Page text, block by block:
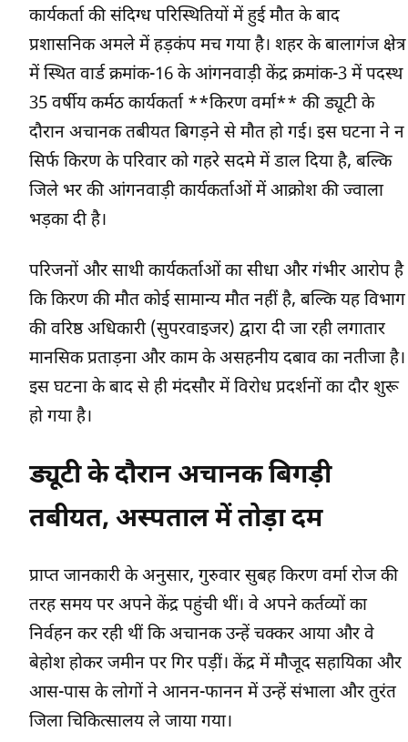
कार्यकर्ता की संदिग्ध परिस्थितियों में हुई मौत के बाद
प्रशासनिक अमले में हड़कंप मच गया है। शहर के बालागंज क्षेत्र
में स्थित वार्ड क्रमांक-16 के आंगनवाड़ी केंद्र क्रमांक-3 में पदस्थ
35 वर्षीय कर्मठ कार्यकर्ता **किरण वर्मा** की ड्यूटी के
दौरान अचानक तबीयत बिगड़ने से मौत हो गई। इस घटना ने न
सिर्फ किरण के परिवार को गहरे सदमे में डाल दिया है, बल्कि
जिले भर की आंगनवाड़ी कार्यकर्ताओं में आक्रोश की ज्वाला
भड़का दी है।
परिजनों और साथी कार्यकर्ताओं का सीधा और गंभीर आरोप है
कि किरण की मौत कोई सामान्य मौत नहीं है, बल्कि यह विभाग
की वरिष्ठ अधिकारी (सुपरवाइजर) द्वारा दी जा रही लगातार
मानसिक प्रताड़ना और काम के असहनीय दबाव का नतीजा है।
इस घटना के बाद से ही मंदसौर में विरोध प्रदर्शनों का दौर शुरू
हो गया है।
ड्यूटी के दौरान अचानक बिगड़ी
तबीयत, अस्पताल में तोड़ा दम
प्राप्त जानकारी के अनुसार, गुरुवार सुबह किरण वर्मा रोज की
तरह समय पर अपने केंद्र पहुंची थीं। वे अपने कर्तव्यों का
निर्वहन कर रही थीं कि अचानक उन्हें चक्कर आया और वे
बेहोश होकर जमीन पर गिर पड़ीं। केंद्र में मौजूद सहायिका और
आस-पास के लोगों ने आनन-फानन में उन्हें संभाला और तुरंत
जिला चिकित्सालय ले जाया गया।